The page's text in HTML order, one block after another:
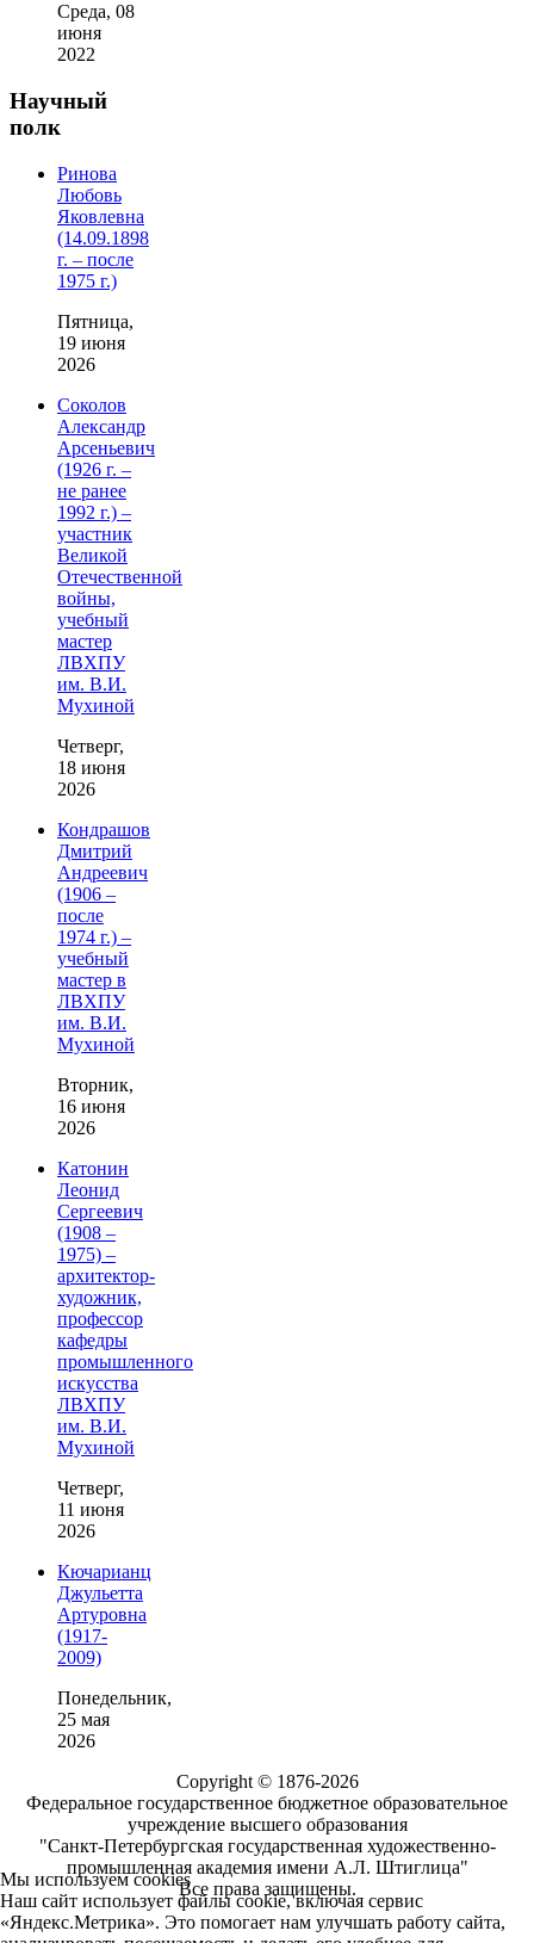
Среда, 08
июня
2022
Научный
полк
Ринова
Любовь
Яковлевна
(14.09.1898
г. – после
1975 г.)
Пятница,
19 июня
2026
Соколов
Александр
Арсеньевич
(1926 г. –
не ранее
1992 г.) –
участник
Великой
Отечественной
войны,
учебный
мастер
ЛВХПУ
им. В.И.
Мухиной
Четверг,
18 июня
2026
Кондрашов
Дмитрий
Андреевич
(1906 –
после
1974 г.) –
учебный
мастер в
ЛВХПУ
им. В.И.
Мухиной
Вторник,
16 июня
2026
Катонин
Леонид
Сергеевич
(1908 –
1975) –
архитектор-
художник,
профессор
кафедры
промышленного
искусства
ЛВХПУ
им. В.И.
Мухиной
Четверг,
11 июня
2026
Кючарианц
Джульетта
Артуровна
(1917-
2009)
Понедельник,
25 мая
2026
Copyright © 1876-2026
Федеральное государственное бюджетное образовательное
учреждение высшего образования
"Санкт-Петербургская государственная художественно-
промышленная академия имени А.Л. Штиглица"
Все права защищены.
Мы используем cookies
Наш сайт использует файлы cookie, включая сервис
«Яндекс.Метрика». Это помогает нам улучшать работу сайта,